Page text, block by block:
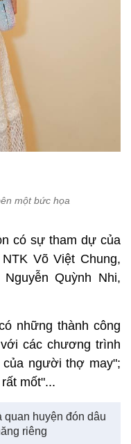
một bức họa
có sự tham dự của
Võ Việt Chung,
Quỳnh Nhi,
những thành công
các chương trình
người thợ may";
mốt"...
quan huyện đón dâu
riêng